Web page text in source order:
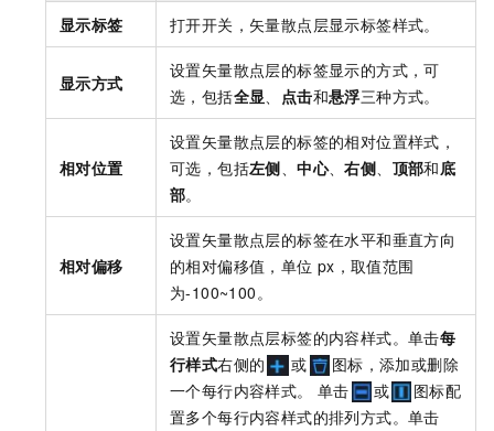
显示标签 打开开关，矢量散点层显示标签样式。
显示方式
设置矢量散点层的标签显示的方式，可
选，包括全显 点击和悬浮三种方式。
相对位置
设置矢量散点层的标签的相对位置样式，
可选，包括左侧 、中心、右侧 顶部和底
部。
相对偏移
设置矢量散点层的标签在水平和垂直方向
的相对偏移值，单位 px，取值范围
为-100~100。
设置矢量散点层标签的内容样式。单击每
行样式右侧的 或
图标，添加或删除
一个每行内容样式。 单击
或
图标配
置多个每行内容样式的排列方式。单击